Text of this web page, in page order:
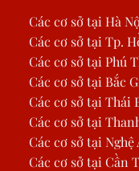
Các cơ sở tại Hà
Các cơ sở tại Tp.
Các cơ sở tại Phú
Các cơ sở tại Bắc
Các cơ sở tại Thái
Các cơ sở tại
Các cơ sở tại Nghệ
Các cơ sở tại Cần